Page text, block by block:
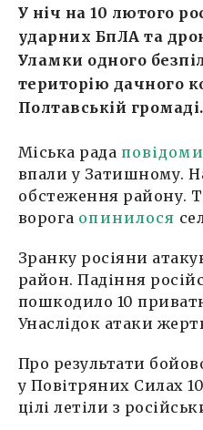
У ніч на 10 лютого
ударних БпЛА та
Уламки одного
територію дачного
Полтавській громаді.
Міська рада
впали у Затишному.
обстеження району.
ворога опинилося
Зранку росіяни
район. Падіння
пошкодило 10
Унаслідок атаки
Про результати
у Повітряних Силах
цілі летіли з